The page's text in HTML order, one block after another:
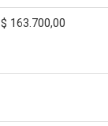
$ 163.700,00